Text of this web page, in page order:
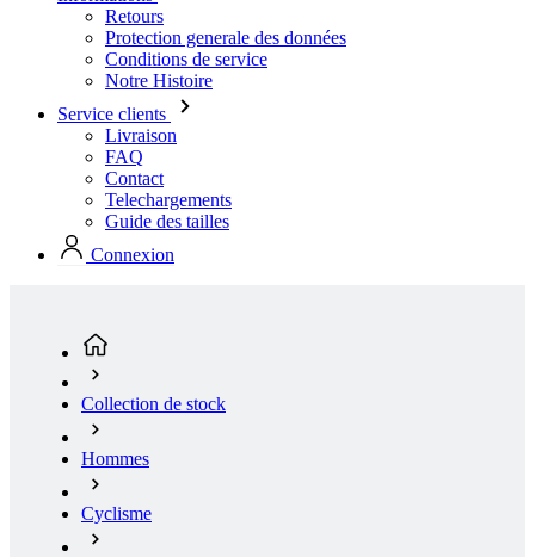
Service clients
Livraison
FAQ
Contact
Telechargements
Guide des tailles
Connexion
Hommes
Cyclisme
Cuissard
Short cycliste homme | DISCOVER Z2 Black | Taille:
5(page actuelle)